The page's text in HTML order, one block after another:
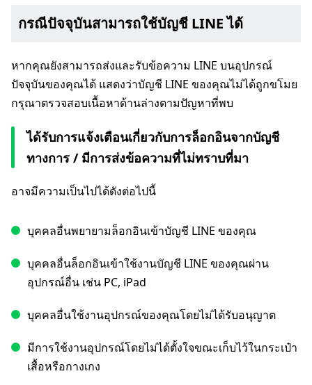
กรณีปัจจุบันสามารถใช้บัญชี LINE ได้
หากคุณยังสามารถส่งและรับข้อความ LINE บนอุปกรณ์
ปัจจุบันของคุณได้ แสดงว่าบัญชี LINE ของคุณไม่ได้ถูกขโมย
กรุณาตรวจสอบเนื้อหาด้านล่างตามปัญหาที่พบ
ได้รับการแจ้งเตือนเกี่ยวกับการล็อกอินจากบัญชี
ทางการ / มีการส่งข้อความที่ไม่ทราบที่มา
อาจมีความเป็นไปได้ดังต่อไปนี้
บุคคลอื่นพยายามล็อกอินเข้าบัญชี LINE ของคุณ
บุคคลอื่นล็อกอินเข้าใช้งานบัญชี LINE ของคุณผ่าน
อุปกรณ์อื่น เช่น PC, iPad
บุคคลอื่นใช้งานอุปกรณ์ของคุณโดยไม่ได้รับอนุญาต
มีการใช้งานอุปกรณ์โดยไม่ได้ตั้งใจขณะเก็บไว้ในกระเป๋า
เสื้อหรือกางเกง